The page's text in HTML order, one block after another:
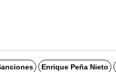
Enrique Peña Nieto